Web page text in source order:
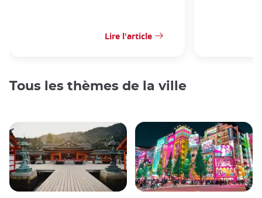
Lire l'article
Tous les thèmes de la ville